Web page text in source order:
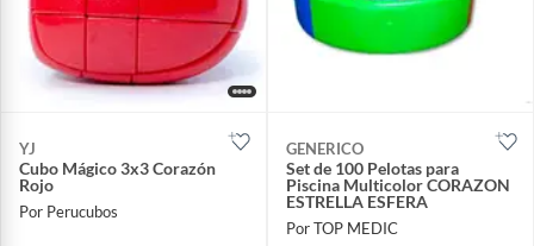
YJ
Cubo Mágico 3x3 Corazón
Rojo
Por Perucubos
GENERICO
Set de 100 Pelotas para
Piscina Multicolor CORAZON
ESTRELLA ESFERA
Por TOP MEDIC